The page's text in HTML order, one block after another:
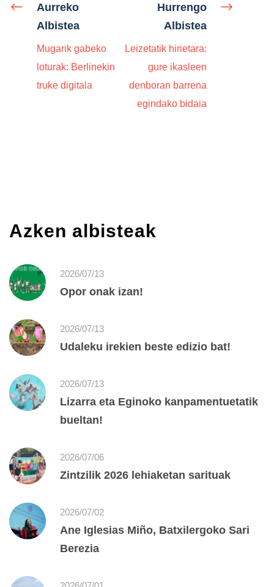
Aurreko
Albistea
Mugarik gabeko
loturak: Berlinekin
truke digitala
Hurrengo
Albistea
Leizetatik hirietara:
gure ikasleen
denboran barrena
egindako bidaia
Azken albisteak
2026/07/13
Opor onak izan!
2026/07/13
Udaleku irekien beste edizio bat!
2026/07/13
Lizarra eta Eginoko kanpamentuetatik
bueltan!
2026/07/06
Zintzilik 2026 lehiaketan sarituak
2026/07/02
Ane Iglesias Miño, Batxilergoko Sari
Berezia